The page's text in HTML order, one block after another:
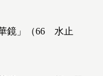
鏡」（66 水止